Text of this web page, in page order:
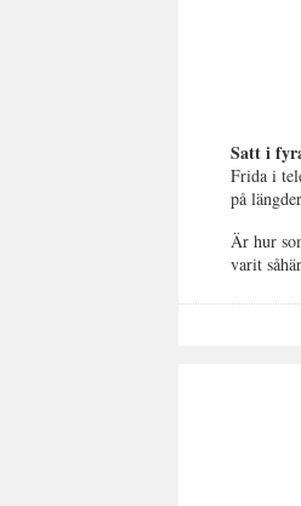
Satt i
Frida i
på
Är hur
varit